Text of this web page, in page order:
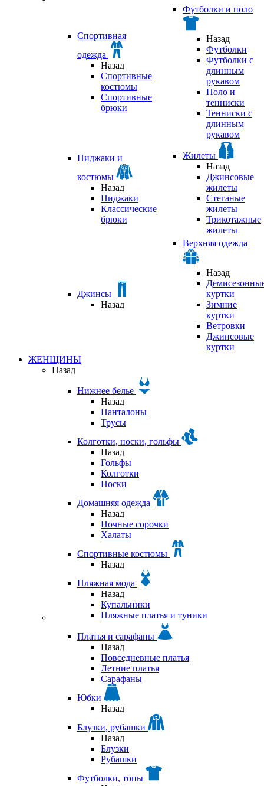
Спортивная
одежда
Назад
Спортивные
костюмы
Спортивные
брюки
Футболки и поло
Назад
Футболки
Футболки с
длинным
рукавом
Поло и
тенниски
Тенниски с
длинным
рукавом
Пиджаки и
костюмы
Назад
Пиджаки
Классические
брюки
Жилеты
Назад
Джинсовые
жилеты
Стеганые
жилеты
Трикотажные
жилеты
Джинсы
Назад
Верхняя одежда
Назад
куртки
Зимние
куртки
Ветровки
Джинсовые
куртки
ЖЕНЩИНЫ
Назад
Нижнее белье
Назад
Панталоны
Трусы
Колготки, носки, гольфы
Назад
Гольфы
Колготки
Носки
Домашняя одежда
Назад
Ночные сорочки
Халаты
Спортивные костюмы
Назад
Пляжная мода
Назад
Купальники
Пляжные платья и туники
Платья и сарафаны
Назад
Повседневные платья
Летние платья
Сарафаны
Юбки
Назад
Блузки, рубашки
Назад
Блузки
Рубашки
Футболки, топы